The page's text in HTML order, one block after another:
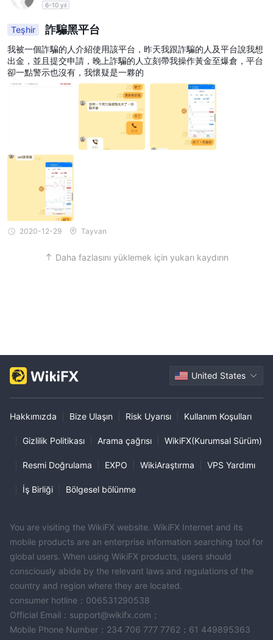
6-10 yıl
Teşhir 詐騙黑平台
我被一個詐騙的人介紹使用該平台，昨天我跟詐騙的人及平台說我想
出金，並且提交申請，晚上詐騙的人立刻帶我操作黃金至爆倉，平台
卻一點警示也沒有，我懷疑是一夥的
2020-12-29 Tayvan
Daha fazlasını yüklemek için yukarı kaydırın
United States
Hakkımızda Bize Ulaşın Risk Uyarısı Kullanım Koşulları
Gizlilik Politikası Arama çağrısı WikiFX(Kurumsal Sürüm)
Resmi Doğrulama EXPO WikiAraştırma VPS Yardımı
İş Birliği Bölgesel bölünme
You are visiting the WikiFX website. WikiFX Internet and its
mobile products are an enterprise information searching tool for
global users. When using WikiFX products, users should
consciously abide by the relevant laws and regulations of the
country and region where they are located.
consumer hotline：006531290538
Official Email：support@wikifx.com；
Mobile Phone Number：234 706 777 7762；61 449895363